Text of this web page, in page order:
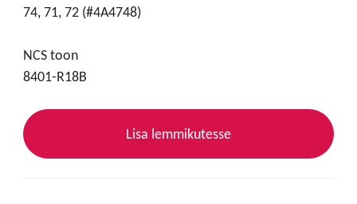
74, 71, 72 (#4A4748)
NCS toon
8401-R18B
Lisa lemmikutesse